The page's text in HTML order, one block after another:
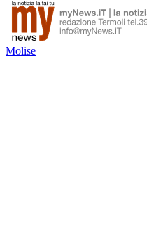
Molise